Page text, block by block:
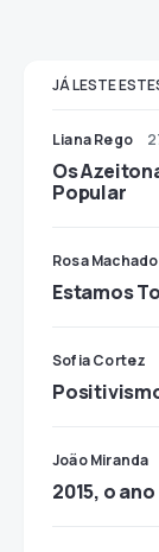
JÁ LESTE
Liana Rego
Os
Popular
Rosa Machado
Estamos
Sofia Cortez
João Miranda
2015, o